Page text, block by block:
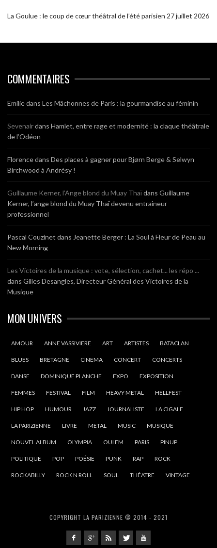
La Goulue : le coup de cœur théâtral de l’été parisien 27 juillet 2026
COMMENTAIRES
Emiliedans Les Mâchonnes de Paris : la gourmandise au féminin
Sevenairdans Hamlet, entre rage et modernité : la claque théâtrale
de l’Odéon
Florencedans Des places à gagner pour Bjørn Berge & Selwyn
Birchwood à Andrésy !
Guillaume Kerner, l’Ange blond du Muay Thaïdans Guillaume
Kerner, l’ange blond du Muay Thaï devenu entraineur
professionnel
Pascal Couzinet dans Jeanette Berger : La Soul à Fleur de Peau au
New Morning
Les Victoires de la musique : vote, sélection, cachet... les répo ...
dans Gilles Desangles, Directeur Général des Victoires de la
Musique
MON UNIVERS
AMOUR ANNE VASSIVIERE ART ARTISTES BATACLAN
BLUES BRETAGNE CINEMA CONCERT CONCERTS
DANSE DOMINIQUE PLANCHE EXPO EXPOSITION
FEMMES FESTIVAL FILM HEAVY METAL HELLFEST
HIP HOP HUMOUR JAZZ JOURNALISTE LA CIGALE
LA PARIZIENNE LIVRE METAL MUSIC MUSIQUE
NOUVEL ALBUM OLYMPIA OUI FM PARIS PINUP
POLITIQUE POP POÉSIE PUNK RAP ROCK
ROCKABILLY ROCK N ROLL SOUL THÉATRE VINTAGE
COPYRIGHT LA PARIZIENNE © 2014 - 2021